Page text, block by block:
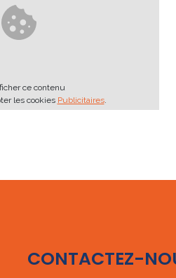
ce contenu
les cookies Publicitaires.
CONTACTEZ-